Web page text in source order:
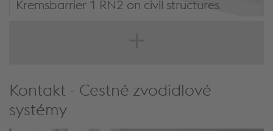
Kremsbarrier 1 RN2 on civil structures
Kontakt - Cestné zvodidlové
systémy